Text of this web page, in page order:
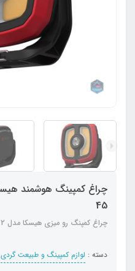
45
چراغ کمپنگ رو میزی هیسکا مدل HR-22
دسته : لوازم کمپینگ و طبیعت گردی